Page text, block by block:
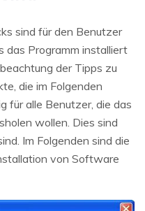
sind für den Benutzer
das Programm installiert
der Tipps zu
die im Folgenden
für alle Benutzer, die das
wollen. Dies sind
Im Folgenden sind die
von Software